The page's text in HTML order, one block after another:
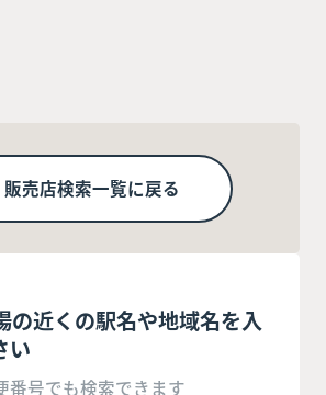
販売店検索一覧に戻る
の近くの駅名や地域名を入
い
番号でも検索できます